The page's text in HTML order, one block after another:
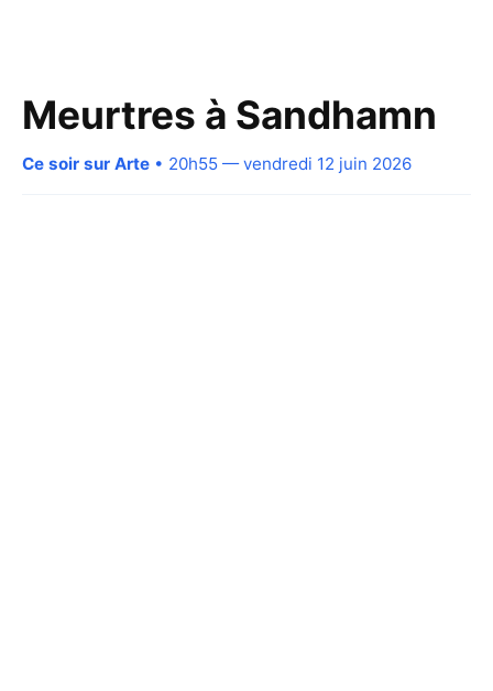
Meurtres à Sandhamn
Ce soir sur Arte • 20h55 — vendredi 12 juin 2026